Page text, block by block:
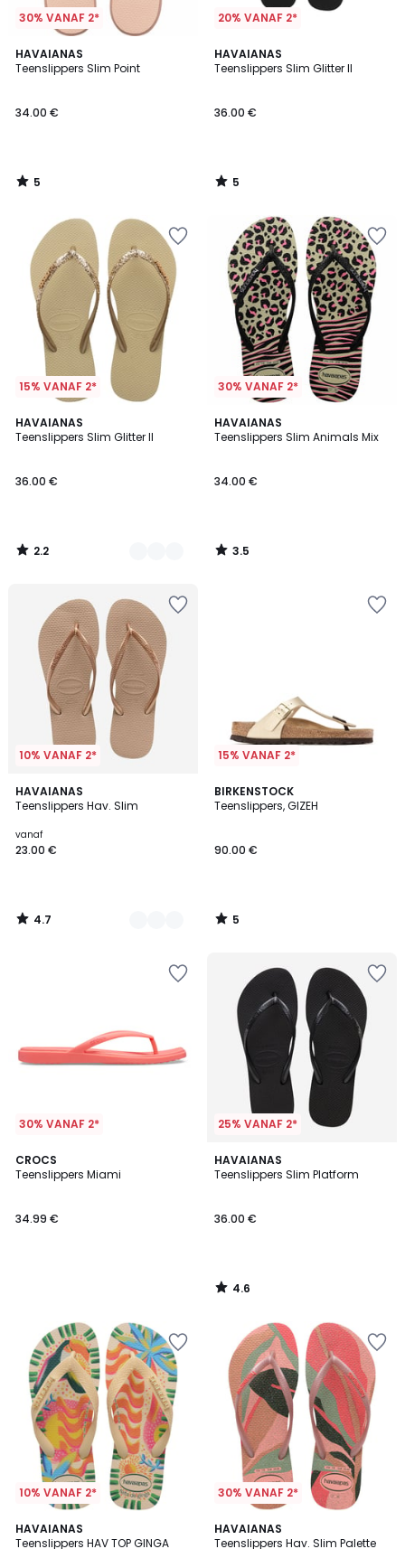
30% VANAF 2*
HAVAIANAS
Teenslippers Slim Point
34.00 €
5
/
5
/
20% VANAF 2*
HAVAIANAS
Teenslippers Slim Glitter II
36.00 €
5
/
5
/
15% VANAF 2*
HAVAIANAS
Teenslippers Slim Glitter II
36.00 €
2.2
/ 5
2
Kleuren
2.2
/
30% VANAF 2*
HAVAIANAS
Teenslippers Slim Animals Mix
34.00 €
3.5
/ 5
3.5
/
10% VANAF 2*
HAVAIANAS
Teenslippers Hav. Slim
vanaf
23.00 €
4.7
/ 5
2
Kleuren
4.7
/
15% VANAF 2*
BIRKENSTOCK
Teenslippers, GIZEH
90.00 €
5
/
5
/
30% VANAF 2*
CROCS
Teenslippers Miami
34.99 €
25% VANAF 2*
HAVAIANAS
Teenslippers Slim Platform
36.00 €
4.6
/ 5
4.6
/
10% VANAF 2*
HAVAIANAS
Teenslippers HAV TOP GINGA
30% VANAF 2*
HAVAIANAS
Teenslippers Hav. Slim Palette
5
/